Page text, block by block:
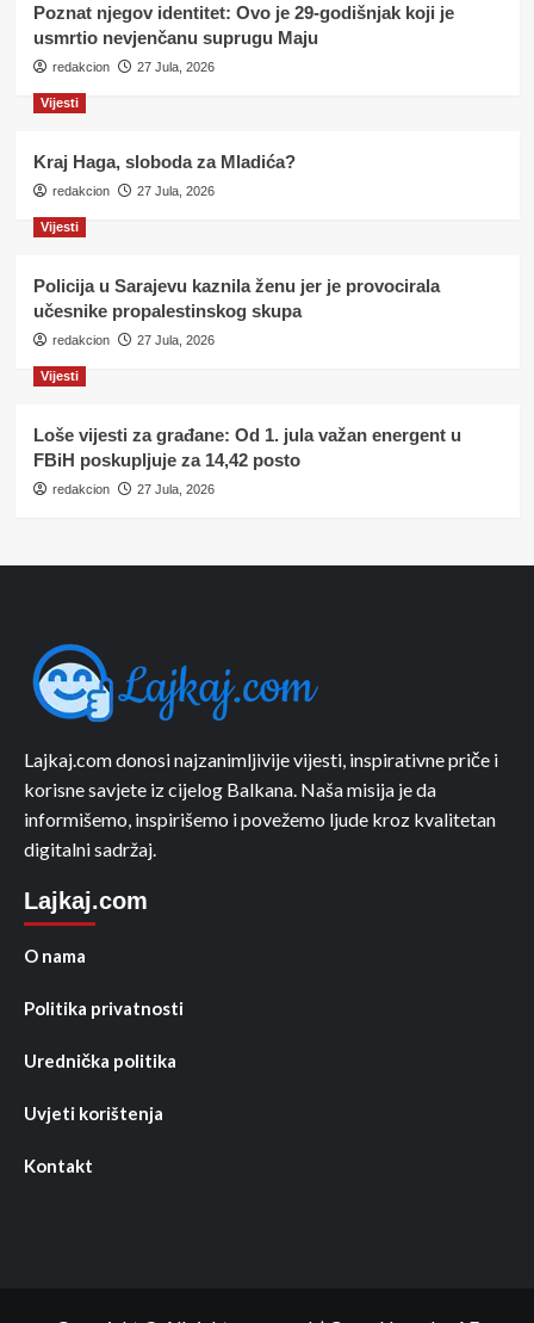
Poznat njegov identitet: Ovo je 29-godišnjak koji je
usmrtio nevjenčanu suprugu Maju
redakcion 27 Jula, 2026
Vijesti
Kraj Haga, sloboda za Mladića?
redakcion 27 Jula, 2026
Vijesti
Policija u Sarajevu kaznila ženu jer je provocirala
učesnike propalestinskog skupa
redakcion 27 Jula, 2026
Vijesti
Loše vijesti za građane: Od 1. jula važan energent u
FBiH poskupljuje za 14,42 posto
redakcion 27 Jula, 2026
Lajkaj.com donosi najzanimljivije vijesti, inspirativne priče i
korisne savjete iz cijelog Balkana. Naša misija je da
informišemo, inspirišemo i povežemo ljude kroz kvalitetan
digitalni sadržaj.
Lajkaj.com
O nama
Politika privatnosti
Urednička politika
Uvjeti korištenja
Kontakt